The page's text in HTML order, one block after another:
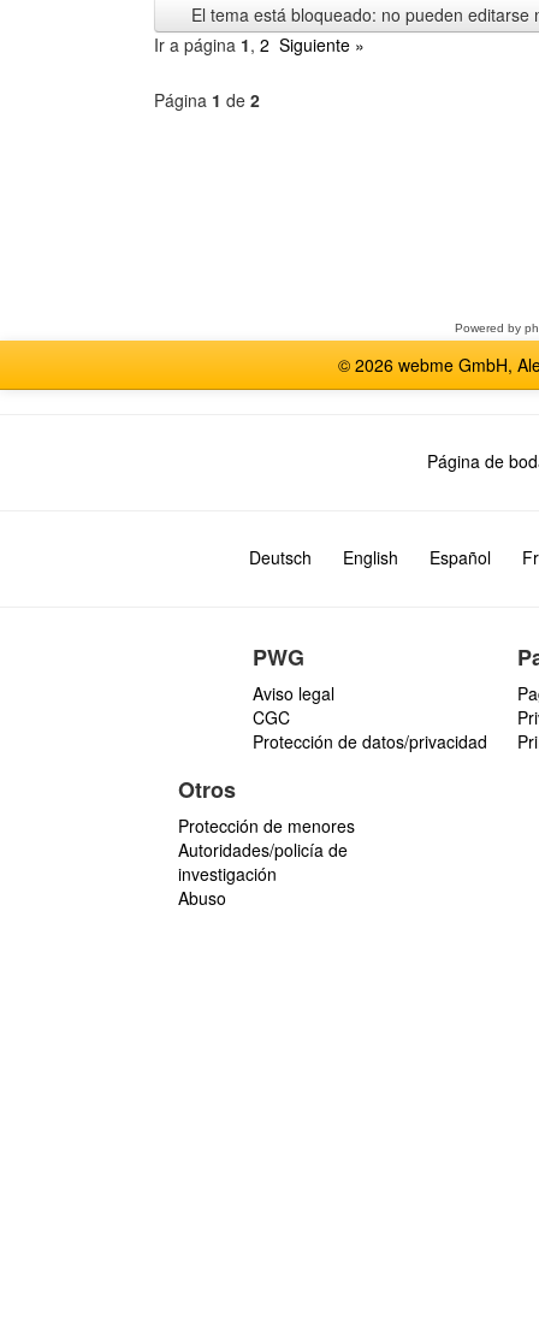
El tema está bloqueado: no pueden editarse
Ir a página 1, 2 Siguiente »
Página 1 de 2
Powered by
© 2026 webme GmbH,
Página de
Deutsch English Español
PWG
Aviso legal
CGC
Protección de datos/privacidad
Otros
Protección de menores
Autoridades/policía de
investigación
Abuso